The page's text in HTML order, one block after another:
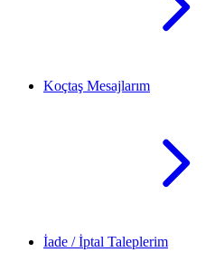
Koçtaş Mesajlarım
İade / İptal Taleplerim